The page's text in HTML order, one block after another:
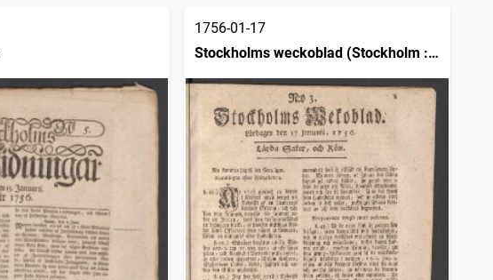
1756-01-17
Stockholms weckoblad (Stockholm :
1745)